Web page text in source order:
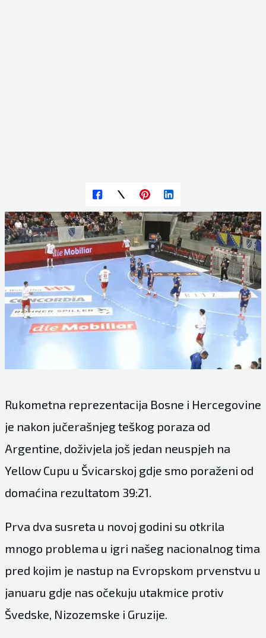
Rukometna reprezentacija Bosne i Hercegovine
je nakon jučerašnjeg teškog poraza od
Argentine, doživjela još jedan neuspjeh na
Yellow Cupu u Švicarskoj gdje smo poraženi od
domaćina rezultatom 39:21.
Prva dva susreta u novoj godini su otkrila
mnogo problema u igri našeg nacionalnog tima
pred kojim je nastup na Evropskom prvenstvu u
januaru gdje nas očekuju utakmice protiv
Švedske, Nizozemske i Gruzije.